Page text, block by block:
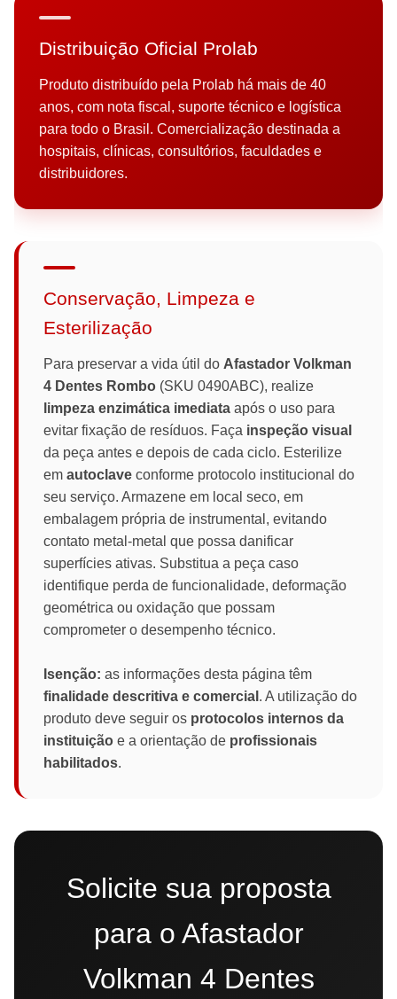
Distribuição Oficial Prolab
Produto distribuído pela Prolab há mais de 40
anos, com nota fiscal, suporte técnico e logística
para todo o Brasil. Comercialização destinada a
hospitais, clínicas, consultórios, faculdades e
distribuidores.
Conservação, Limpeza e
Esterilização
Para preservar a vida útil do Afastador Volkman
4 Dentes Rombo (SKU 0490ABC), realize
limpeza enzimática imediata após o uso para
evitar fixação de resíduos. Faça inspeção visual
da peça antes e depois de cada ciclo. Esterilize
em autoclave conforme protocolo institucional do
seu serviço. Armazene em local seco, em
embalagem própria de instrumental, evitando
contato metal-metal que possa danificar
superfícies ativas. Substitua a peça caso
identifique perda de funcionalidade, deformação
geométrica ou oxidação que possam
comprometer o desempenho técnico.
Isenção: as informações desta página têm
finalidade descritiva e comercial . A utilização do
produto deve seguir os protocolos internos da
instituição e a orientação de profissionais
habilitados.
Solicite sua proposta
para o Afastador
Volkman 4 Dentes